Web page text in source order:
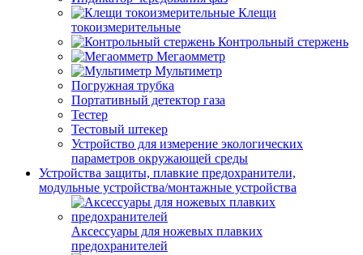
Клещи
токоизмерительные
Контрольный стержень
Мегаомметр
Мультиметр
Погружная трубка
Портативный детектор газа
Тестер
Тестовый штекер
Устройство для измерение экологических
параметров окружающей среды
Устройства защиты, плавкие предохранители,
модульные устройства/монтажные устройства
Аксессуары для ножевых плавких
предохранителей